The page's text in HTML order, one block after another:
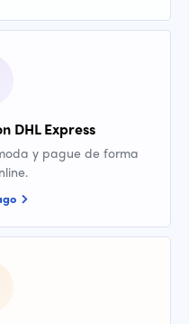
DHL Express
y pague de forma